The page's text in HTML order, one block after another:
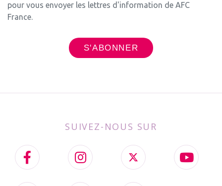
pour vous envoyer les lettres d'information de AFC
France.
SUIVEZ-NOUS SUR